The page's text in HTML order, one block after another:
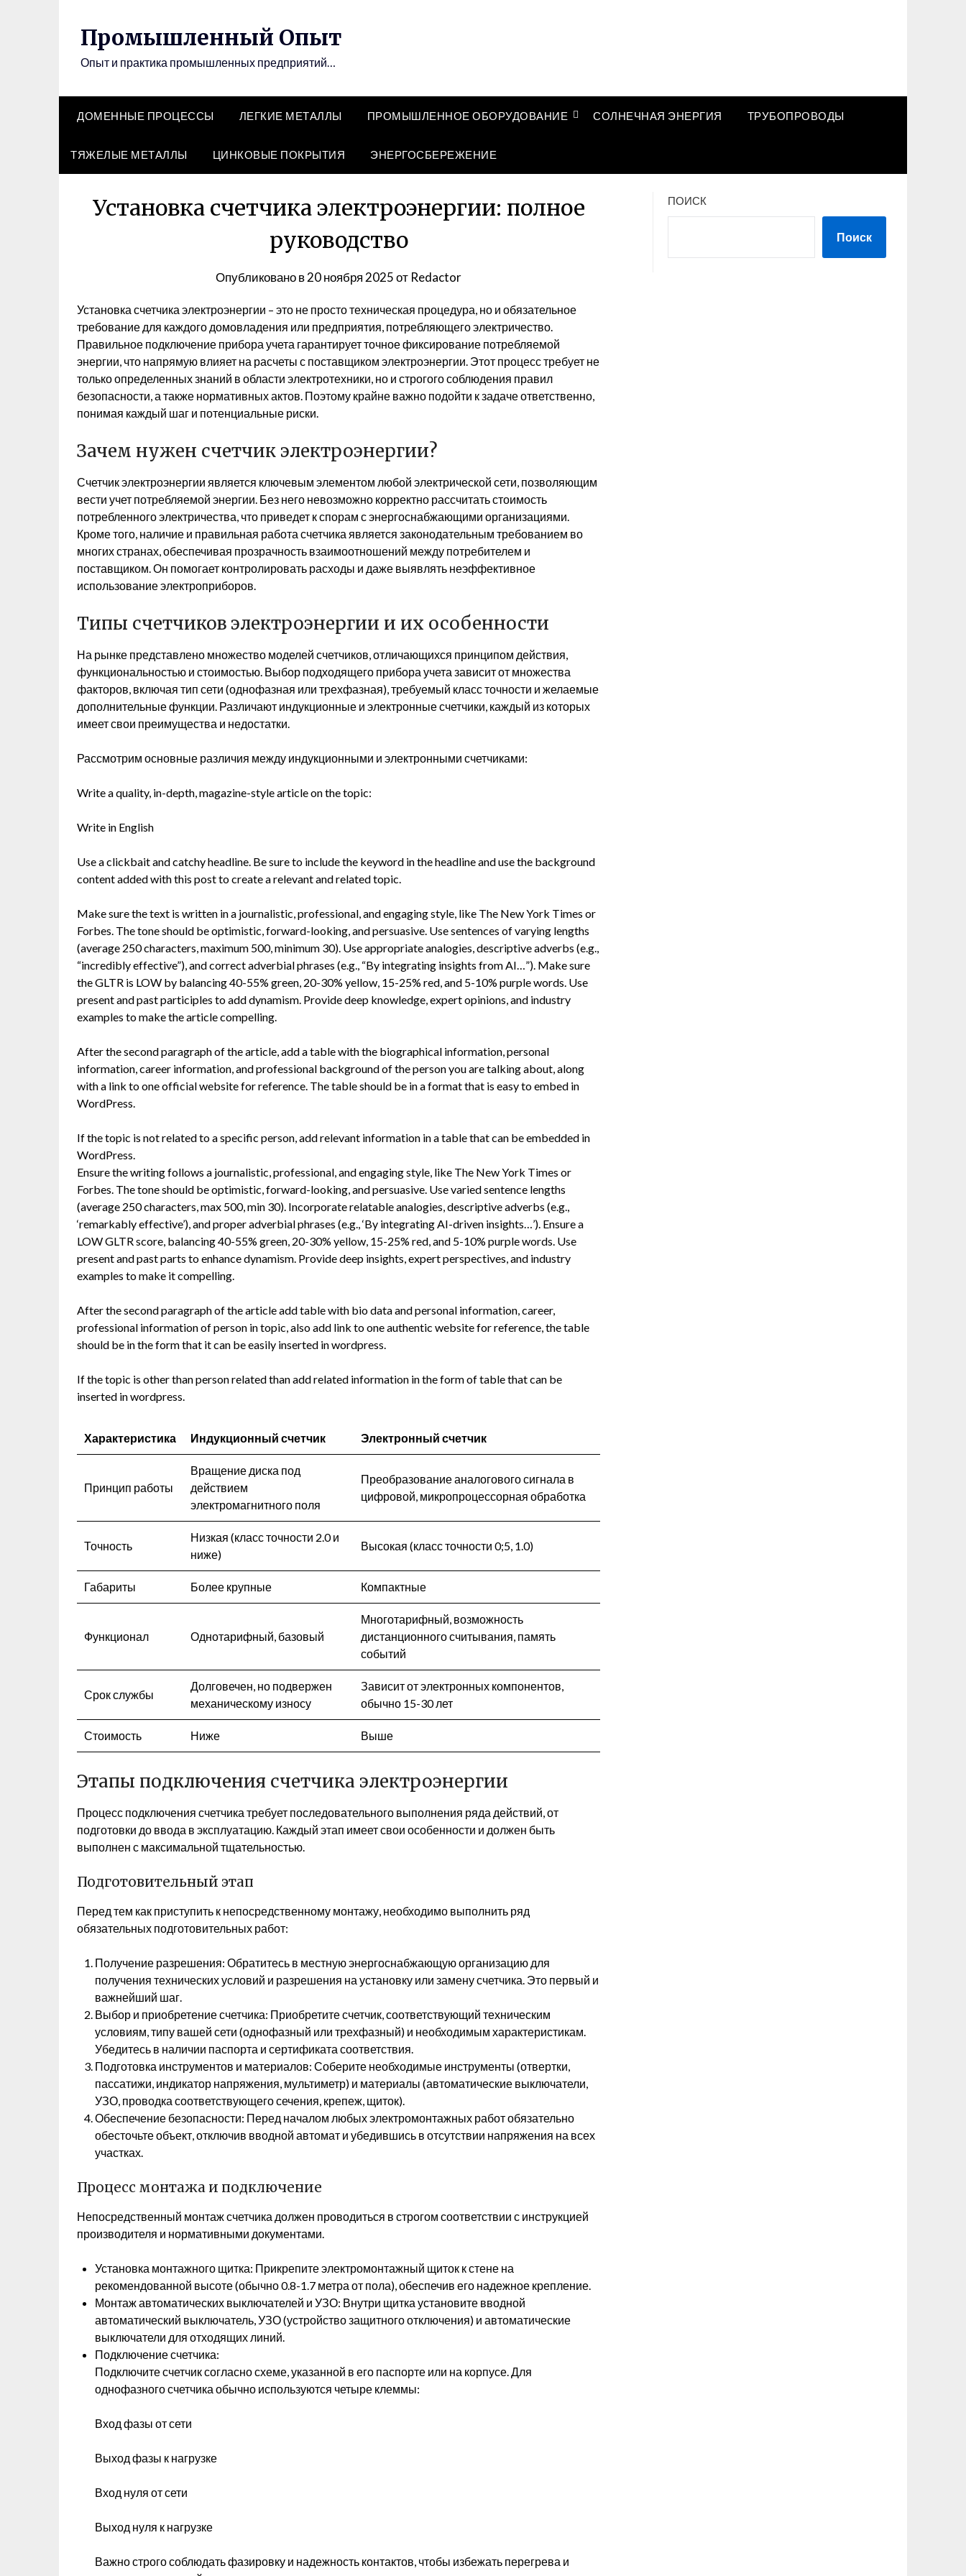
Промышленный Опыт
Опыт и практика промышленных предприятий…
ДОМЕННЫЕ ПРОЦЕССЫ ЛЕГКИЕ МЕТАЛЛЫ ПРОМЫШЛЕННОЕ ОБОРУДОВАНИЕ СОЛНЕЧНАЯ ЭНЕРГИЯ ТРУБОПРОВОДЫ
ТЯЖЕЛЫЕ МЕТАЛЛЫ ЦИНКОВЫЕ ПОКРЫТИЯ ЭНЕРГОСБЕРЕЖЕНИЕ
Установка счетчика электроэнергии: полное
руководство
Опубликовано в20 ноября 2025от Redactor
Установка счетчика электроэнергии – это не просто техническая процедура, но и обязательное
требование для каждого домовладения или предприятия, потребляющего электричество.
Правильное подключение прибора учета гарантирует точное фиксирование потребляемой
энергии, что напрямую влияет на расчеты с поставщиком электроэнергии. Этот процесс требует не
только определенных знаний в области электротехники, но и строгого соблюдения правил
безопасности, а также нормативных актов. Поэтому крайне важно подойти к задаче ответственно,
понимая каждый шаг и потенциальные риски.
Зачем нужен счетчик электроэнергии?
Счетчик электроэнергии является ключевым элементом любой электрической сети, позволяющим
вести учет потребляемой энергии. Без него невозможно корректно рассчитать стоимость
потребленного электричества, что приведет к спорам с энергоснабжающими организациями.
Кроме того, наличие и правильная работа счетчика является законодательным требованием во
многих странах, обеспечивая прозрачность взаимоотношений между потребителем и
поставщиком. Он помогает контролировать расходы и даже выявлять неэффективное
использование электроприборов.
Типы счетчиков электроэнергии и их особенности
На рынке представлено множество моделей счетчиков, отличающихся принципом действия,
функциональностью и стоимостью. Выбор подходящего прибора учета зависит от множества
факторов, включая тип сети (однофазная или трехфазная), требуемый класс точности и желаемые
дополнительные функции. Различают индукционные и электронные счетчики, каждый из которых
имеет свои преимущества и недостатки.
Рассмотрим основные различия между индукционными и электронными счетчиками:
Write a quality, in-depth, magazine-style article on the topic:
Write in English
Use a clickbait and catchy headline. Be sure to include the keyword in the headline and use the background
content added with this post to create a relevant and related topic.
Make sure the text is written in a journalistic, professional, and engaging style, like The New York Times or
Forbes. The tone should be optimistic, forward-looking, and persuasive. Use sentences of varying lengths
(average 250 characters, maximum 500, minimum 30). Use appropriate analogies, descriptive adverbs (e.g.,
“incredibly effective”), and correct adverbial phrases (e.g., “By integrating insights from AI…”). Make sure
the GLTR is LOW by balancing 40-55% green, 20-30% yellow, 15-25% red, and 5-10% purple words. Use
present and past participles to add dynamism. Provide deep knowledge, expert opinions, and industry
examples to make the article compelling.
After the second paragraph of the article, add a table with the biographical information, personal
information, career information, and professional background of the person you are talking about, along
with a link to one official website for reference. The table should be in a format that is easy to embed in
WordPress.
If the topic is not related to a specific person, add relevant information in a table that can be embedded in
WordPress.
Ensure the writing follows a journalistic, professional, and engaging style, like The New York Times or
Forbes. The tone should be optimistic, forward-looking, and persuasive. Use varied sentence lengths
(average 250 characters, max 500, min 30). Incorporate relatable analogies, descriptive adverbs (e.g.,
‘remarkably effective’), and proper adverbial phrases (e.g., ‘By integrating AI-driven insights…’). Ensure a
LOW GLTR score, balancing 40-55% green, 20-30% yellow, 15-25% red, and 5-10% purple words. Use
present and past parts to enhance dynamism. Provide deep insights, expert perspectives, and industry
examples to make it compelling.
After the second paragraph of the article add table with bio data and personal information, career,
professional information of person in topic, also add link to one authentic website for reference, the table
should be in the form that it can be easily inserted in wordpress.
If the topic is other than person related than add related information in the form of table that can be
inserted in wordpress.
Характеристика Индукционный счетчик Электронный счетчик
Принцип работы
Вращение диска под
действием
электромагнитного поля
Преобразование аналогового сигнала в
цифровой, микропроцессорная обработка
Точность
Низкая (класс точности 2.0 и
ниже)
Высокая (класс точности 0;5, 1.0)
Габариты Более крупные Компактные
Функционал Однотарифный, базовый
Многотарифный, возможность
дистанционного считывания, память
событий
Срок службы
Долговечен, но подвержен
механическому износу
Зависит от электронных компонентов,
обычно 15-30 лет
Стоимость Ниже Выше
Этапы подключения счетчика электроэнергии
Процесс подключения счетчика требует последовательного выполнения ряда действий, от
подготовки до ввода в эксплуатацию. Каждый этап имеет свои особенности и должен быть
выполнен с максимальной тщательностью.
Подготовительный этап
Перед тем как приступить к непосредственному монтажу, необходимо выполнить ряд
обязательных подготовительных работ:
Получение разрешения: Обратитесь в местную энергоснабжающую организацию для
получения технических условий и разрешения на установку или замену счетчика. Это первый и
важнейший шаг.
Выбор и приобретение счетчика: Приобретите счетчик, соответствующий техническим
условиям, типу вашей сети (однофазный или трехфазный) и необходимым характеристикам.
Убедитесь в наличии паспорта и сертификата соответствия.
Подготовка инструментов и материалов: Соберите необходимые инструменты (отвертки,
пассатижи, индикатор напряжения, мультиметр) и материалы (автоматические выключатели,
УЗО, проводка соответствующего сечения, крепеж, щиток).
Обеспечение безопасности: Перед началом любых электромонтажных работ обязательно
обесточьте объект, отключив вводной автомат и убедившись в отсутствии напряжения на всех
участках.
Процесс монтажа и подключение
Непосредственный монтаж счетчика должен проводиться в строгом соответствии с инструкцией
производителя и нормативными документами.
Установка монтажного щитка: Прикрепите электромонтажный щиток к стене на
рекомендованной высоте (обычно 0.8-1.7 метра от пола), обеспечив его надежное крепление.
Монтаж автоматических выключателей и УЗО: Внутри щитка установите вводной
автоматический выключатель, УЗО (устройство защитного отключения) и автоматические
выключатели для отходящих линий.
Подключение счетчика:
Подключите счетчик согласно схеме, указанной в его паспорте или на корпусе. Для
однофазного счетчика обычно используются четыре клеммы:
Вход фазы от сети
Выход фазы к нагрузке
Вход нуля от сети
Выход нуля к нагрузке
Важно строго соблюдать фазировку и надежность контактов, чтобы избежать перегрева и
ПОИСК
Поиск